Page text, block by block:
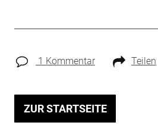
1 Kommentar Teilen
ZUR STARTSEITE